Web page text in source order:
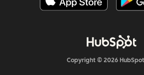
Copyright © 2026